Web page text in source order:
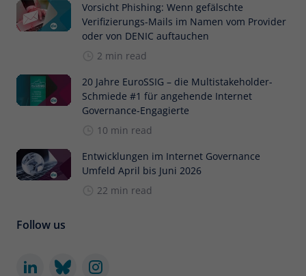
Vorsicht Phishing: Wenn gefälschte
Verifizierungs-Mails im Namen vom Provider
oder von DENIC auftauchen
2 min read
20 Jahre EuroSSIG – die Multistakeholder-
Schmiede #1 für angehende Internet
Governance-Engagierte
10 min read
Entwicklungen im Internet Governance
Umfeld April bis Juni 2026
22 min read
Follow us